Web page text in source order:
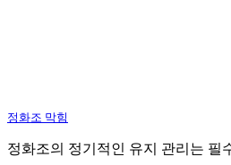
정화조 막힘
정화조의 정기적인 유지 관리는 필